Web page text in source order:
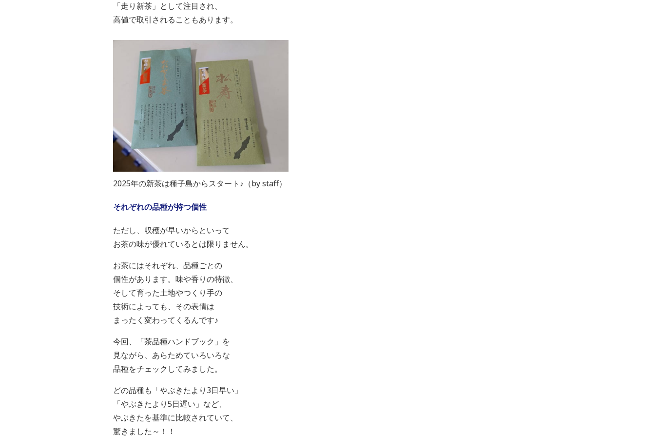
「走り新茶」として注目され、
高値で取引されることもあります。
2025年の新茶は種子島からスタート♪（by staff）
それぞれの品種が持つ個性
ただし、収穫が早いからといって
お茶の味が優れているとは限りません。
お茶にはそれぞれ、品種ごとの
個性があります。味や香りの特徴、
そして育った土地やつくり手の
技術によっても、その表情は
まったく変わってくるんです♪
今回、「茶品種ハンドブック」を
見ながら、あらためていろいろな
品種をチェックしてみました。
どの品種も「やぶきたより3日早い」
「やぶきたより5日遅い」など、
やぶきたを基準に比較されていて、
驚きました～！！